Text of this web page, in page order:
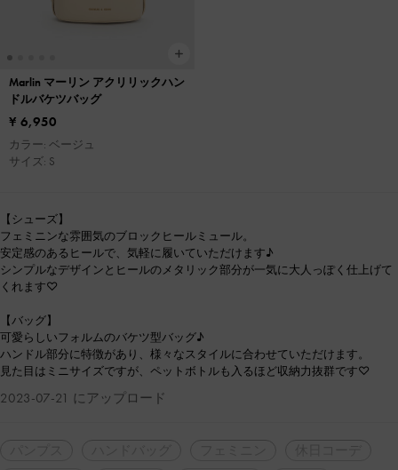
Marlin マーリン アクリリックハン
ドルバケツバッグ
¥ 6,950
カラー: ベージュ
サイズ: S
【シューズ】
フェミニンな雰囲気のブロックヒールミュール。
安定感のあるヒールで、気軽に履いていただけます♪
シンプルなデザインとヒールのメタリック部分が一気に大人っぽく仕上げて
くれます♡
【バッグ】
可愛らしいフォルムのバケツ型バッグ♪
ハンドル部分に特徴があり、様々なスタイルに合わせていただけます。
見た目はミニサイズですが、ペットボトルも入るほど収納力抜群です♡
2023-07-21 にアップロード